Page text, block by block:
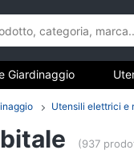
Brico
Giardinaggio
e automazione casa
Utensili elettrici e
(937